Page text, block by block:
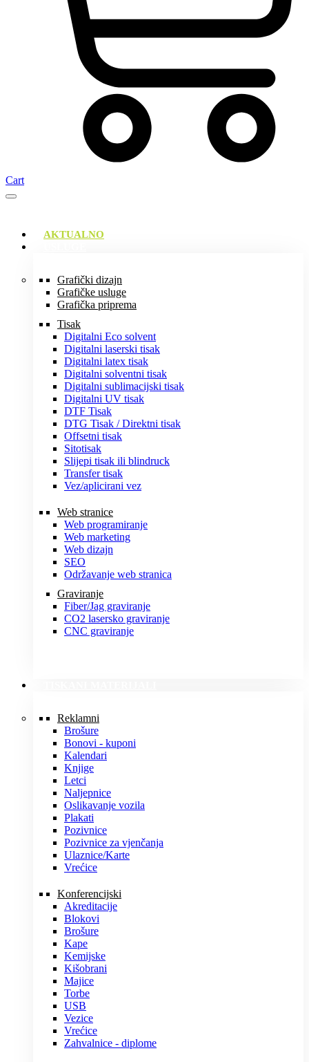
Cart
AKTUALNO
Grafički dizajn
Grafičke usluge
Grafička priprema
Tisak
Digitalni Eco solvent
Digitalni laserski tisak
Digitalni latex tisak
Digitalni solventni tisak
Digitalni sublimacijski tisak
Digitalni UV tisak
DTF Tisak
DTG Tisak / Direktni tisak
Offsetni tisak
Sitotisak
Slijepi tisak ili blindruck
Transfer tisak
Vez/aplicirani vez
Web stranice
Web programiranje
Web marketing
Web dizajn
SEO
Održavanje web stranica
Graviranje
Fiber/Jag graviranje
CO2 lasersko graviranje
CNC graviranje
Reklamni
Brošure
Bonovi - kuponi
Kalendari
Knjige
Letci
Naljepnice
Oslikavanje vozila
Plakati
Pozivnice
Pozivnice za vjenčanja
Ulaznice/Karte
Vrećice
Konferencijski
Akreditacije
Blokovi
Brošure
Kape
Kemijske
Kišobrani
Majice
Torbe
USB
Vezice
Vrećice
Zahvalnice - diplome